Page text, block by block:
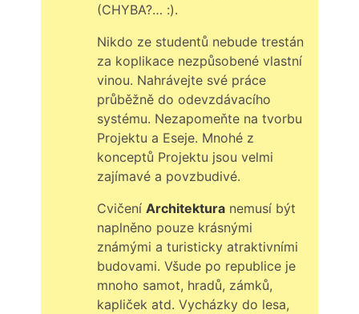
(CHYBA?… :).
Nikdo ze studentů nebude trestán
za koplikace nezpůsobené vlastní
vinou. Nahrávejte své práce
průběžně do odevzdávacího
systému. Nezapomeňte na tvorbu
Projektu a Eseje. Mnohé z
konceptů Projektu jsou velmi
zajímavé a povzbudivé.
Cvičení Architektura nemusí být
naplněno pouze krásnými
známými a turisticky atraktivními
budovami. Všude po republice je
mnoho samot, hradů, zámků,
kapliček atd. Vycházky do lesa,